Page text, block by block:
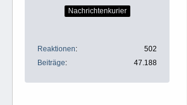
Nachrichtenkurier
Reaktionen
502
Beiträge
47.188